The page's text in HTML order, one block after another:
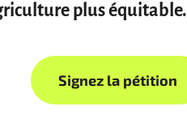
plus équitable.
Signez la pétition